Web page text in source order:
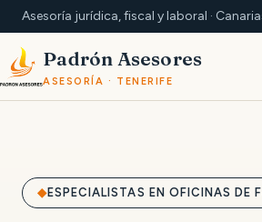
Asesoría jurídica, fiscal y laboral ·
Padrón Asesores
ASESORÍA · TENERIFE
ESPECIALISTAS EN OFICINAS DE